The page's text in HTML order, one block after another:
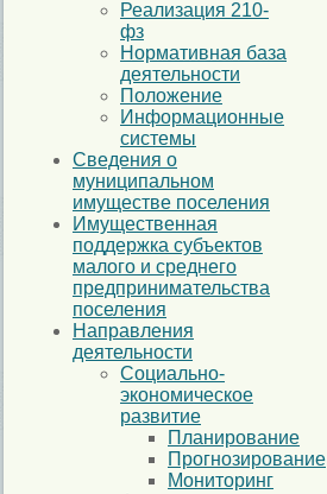
Реализация 210-
фз
Нормативная база
деятельности
Положение
Информационные
системы
Сведения о
муниципальном
имуществе поселения
Имущественная
поддержка субъектов
малого и среднего
предпринимательства
поселения
Направления
деятельности
Социально-
экономическое
развитие
Планирование
Прогнозирование
Мониторинг